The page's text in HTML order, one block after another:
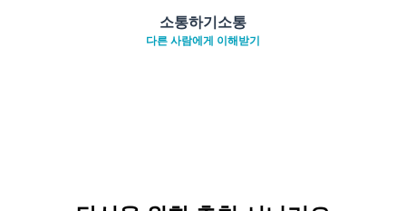
소통하기소통
다른 사람에게 이해받기